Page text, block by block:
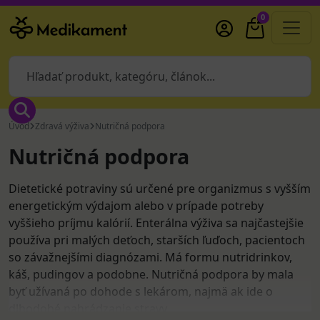
0
Úvod Zdravá výživa Nutričná podpora
Nutričná podpora
Dietetické potraviny sú určené pre organizmus s vyšším
energetickým výdajom alebo v prípade potreby
vyššieho príjmu kalórií. Enterálna výživa sa najčastejšie
používa pri malých deťoch, starších ľuďoch, pacientoch
so závažnejšími diagnózami. Má formu nutridrinkov,
káš, pudingov a podobne. Nutričná podpora by mala
byť užívaná po dohode s lekárom, najmä ak ide o